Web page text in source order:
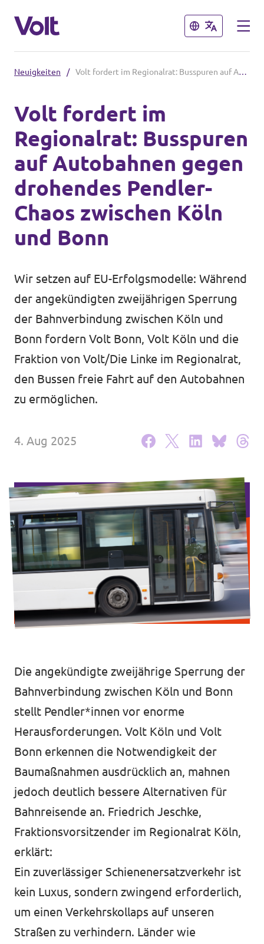
Schließen
Website von Volt NRW
Volt vor Ort in NRW
Volt in Deutschland
Volt Deutschland
Volt in deinem Bundesland
Volt Deutschland Merchandise Shop
Schließen
Programm
Über Volt
Menschen
Unsere Events
Mach mit bei Volt Bonn
Werde Mitglied von Volt
Volt Bonn Newsletter
Intranet von Volt Bonn
Impressum
Neuigkeiten / Volt fordert im Regionalrat: Busspuren auf Autobahnen gegen drohendes Pendler-Chaos zwischen Köln und Bonn
Volt fordert im
Regionalrat: Busspuren
auf Autobahnen gegen
drohendes Pendler-
Chaos zwischen Köln
und Bonn
Wir setzen auf EU-Erfolgsmodelle: Während
der angekündigten zweijährigen Sperrung
der Bahnverbindung zwischen Köln und
Bonn fordern Volt Bonn, Volt Köln und die
Fraktion von Volt/Die Linke im Regionalrat,
den Bussen freie Fahrt auf den Autobahnen
zu ermöglichen.
4. Aug 2025
Die angekündigte zweijährige Sperrung der
Bahnverbindung zwischen Köln und Bonn
stellt Pendler*innen vor enorme
Herausforderungen. Volt Köln und Volt
Bonn erkennen die Notwendigkeit der
Baumaßnahmen ausdrücklich an, mahnen
jedoch deutlich bessere Alternativen für
Bahnreisende an. Friedrich Jeschke,
Fraktionsvorsitzender im Regionalrat Köln,
erklärt:
Ein zuverlässiger Schienenersatzverkehr ist
kein Luxus, sondern zwingend erforderlich,
um einen Verkehrskollaps auf unseren
Straßen zu verhindern. Länder wie